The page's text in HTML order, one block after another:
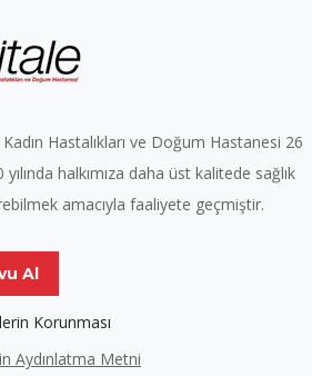
Hastalıkları ve Doğum Hastanesi 26
halkımıza daha üst kalitede sağlık
amacıyla faaliyete geçmiştir.
Al
Korunması
Aydınlatma Metni